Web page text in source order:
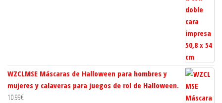
WZCLMSE Máscaras de Halloween para hombres y
mujeres y calaveras para juegos de rol de Halloween.
10.99€